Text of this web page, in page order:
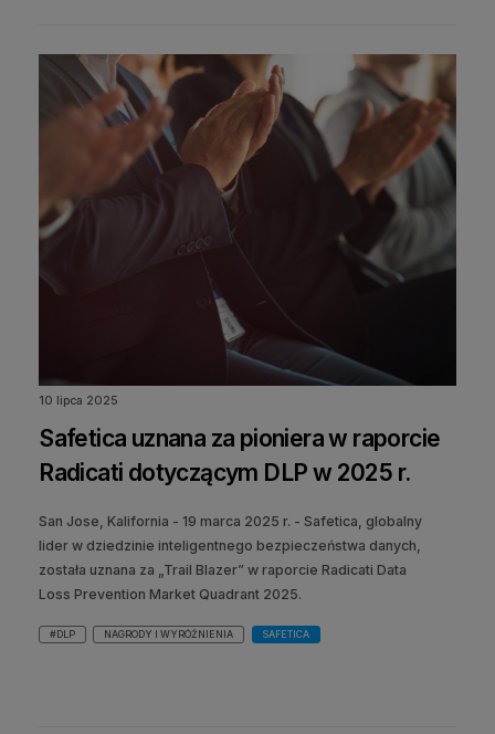
10 lipca 2025
Safetica uznana za pioniera w raporcie
Radicati dotyczącym DLP w 2025 r.
San Jose, Kalifornia - 19 marca 2025 r. - Safetica, globalny
lider w dziedzinie inteligentnego bezpieczeństwa danych,
została uznana za „Trail Blazer” w raporcie Radicati Data
Loss Prevention Market Quadrant 2025.
#DLP NAGRODY I WYRÓŻNIENIA SAFETICA